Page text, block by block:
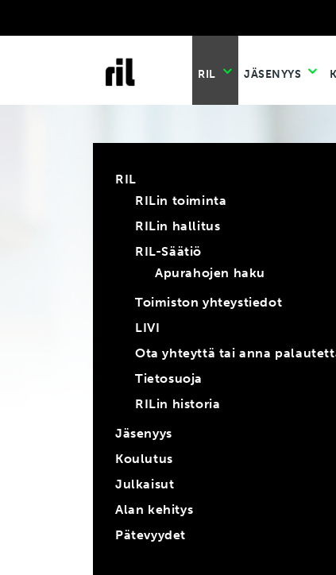
RIL JÄSENYYS
RIL
RILin toiminta
RILin hallitus
RIL-Säätiö
Apurahojen haku
Toimiston yhteystiedot
LIVI
Ota yhteyttä tai anna
Tietosuoja
RILin historia
Jäsenyys
Koulutus
Julkaisut
Alan kehitys
Pätevyydet